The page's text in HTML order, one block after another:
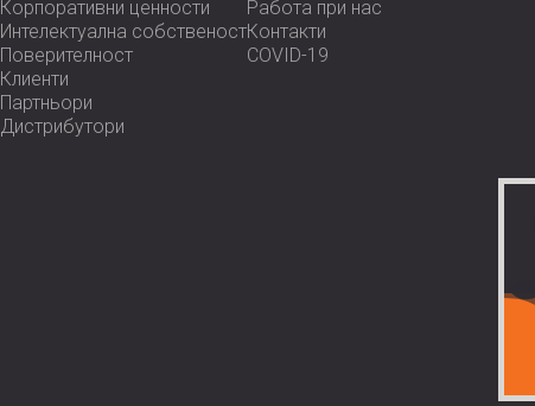
Корпоративни ценности
Интелектуална собственост
Поверителност
Клиенти
Партньори
Дистрибутори
Работа при нас
Контакти
COVID-19